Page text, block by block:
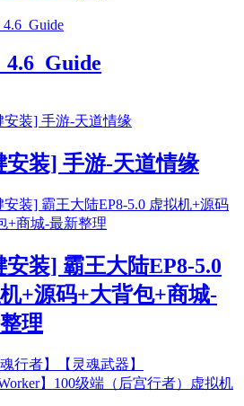
安装] 手游-天道情缘
安装] 霸王大陆EP8-5.0
+源码+大背包+商城-
理